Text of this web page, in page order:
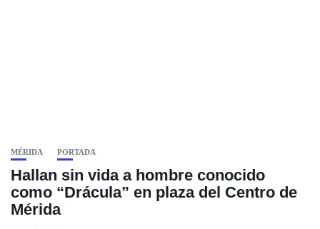
MÉRIDA PORTADA
Hallan sin vida a hombre conocido
como “Drácula” en plaza del Centro de
Mérida